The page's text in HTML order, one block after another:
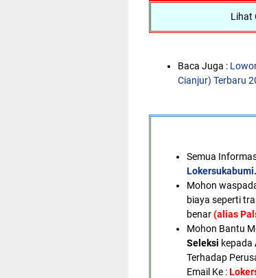
Lihat
Baca Juga :
Cianjur) Terbaru
Semua
Mohon
biaya seperti
benar(alias
Mohon Bantu
Seleksi kepada
Terhadap
Email Ke :